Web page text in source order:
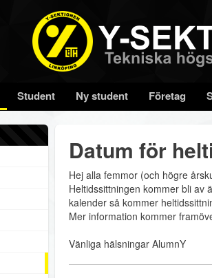
Student Ny student Företag
Datum för
Hej alla femmor (och högre
Heltidssittningen kommer bli av
kalender så kommer
Mer information kommer
Vänliga hälsningar AlumnY